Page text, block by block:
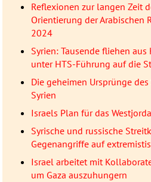
Reflexionen zur langen Zeit
Orientierung der Arabischen
2024
Syrien: Tausende fliehen
unter HTS-Führung auf die
Die geheimen Ursprünge
Syrien
Israels Plan für das
Syrische und russische
Gegenangriffe auf
Israel arbeitet mit
um Gaza auszuhungern